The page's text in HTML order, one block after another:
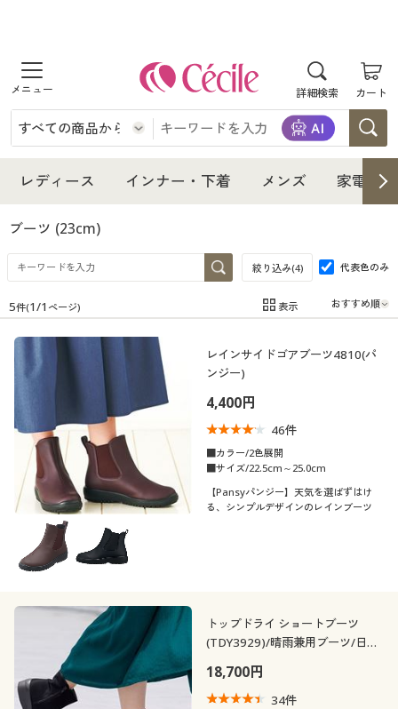
詳細検索 カート
商品を探す
レディース
レディースファッション
女性下着
インナー・下着
インナー・下着通販すべて
女性下着
メンズ下着
ジュニア・ティーンズ下着
メンズ
メンズ通販すべて
メンズファッション
メンズ下着
家電・雑貨
家電・雑貨すべて
家電
キッチン・雑貨・日用品
寝具・インテリア・家具
寝具・インテリア・家具通販すべて
寝具・ベッド
カーテン・ラグ・ファブリック
美容・健康
美容・健康通販すべて
美容・健康・サプリメント
制服・スクール
制服・スクールすべて
制服・学生服
ジュニア・ティーンズ下着
大きいサイズ
大きいサイズ通販すべて
大きいサイズ レディース服
大きいサイズ レディース下着
大きいサイズ メンズ
バーゲン
バーゲンセール
シークレットセール
詳細検索
商品カテゴリ一覧
カタログ
カタログ・チラシからのご注文
レディース インナー・下着 メンズ 家電・
ブーツ (23cm)
絞り込み(4) 代表色のみ
在庫 在庫のある商品のみ表示
口コミ
(4〜4.9)
靴・靴下サイ
ズ
22.5
こだわり条件
で絞り込む
素材
5件(1/1 ページ) 表示
レインサイドゴアブーツ4810(パ
ンジー)
4,400円
46件
■カラー/2色展開
■サイズ/22.5cm～25.0cm
【Pansyパンジー】天気を選ばずはけ
る、シンプルデザインのレインブーツ
トップドライ ショートブーツ
(TDY3929)/晴雨兼用ブーツ/日本
18,700円
34件